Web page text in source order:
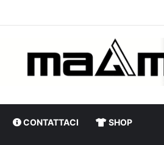
CONTATTACI SHOP